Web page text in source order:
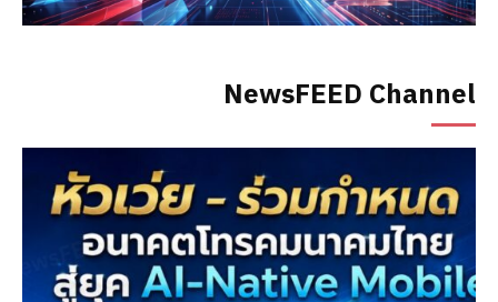
NewsFEED Channel